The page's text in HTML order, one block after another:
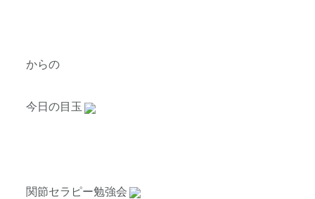
からの
今日の目玉
関節セラピー勉強会